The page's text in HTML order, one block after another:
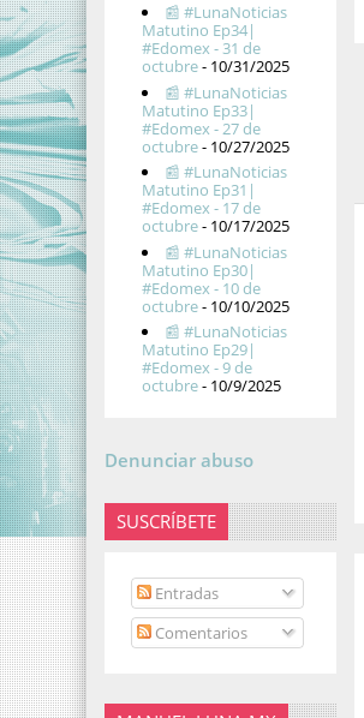
📰 #LunaNoticias
Matutino Ep34|
#Edomex - 31 de
octubre- 10/31/2025
📰 #LunaNoticias
Matutino Ep33|
#Edomex - 27 de
octubre- 10/27/2025
📰 #LunaNoticias
Matutino Ep31|
#Edomex - 17 de
octubre- 10/17/2025
📰 #LunaNoticias
Matutino Ep30|
#Edomex - 10 de
octubre- 10/10/2025
📰 #LunaNoticias
Matutino Ep29|
#Edomex - 9 de
octubre- 10/9/2025
Denunciar abuso
SUSCRÍBETE
Entradas
Comentarios